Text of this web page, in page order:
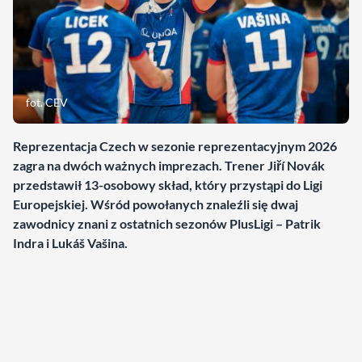
fot. CEV
Reprezentacja Czech w sezonie reprezentacyjnym 2026
zagra na dwóch ważnych imprezach. TrenerJiří Novák
przedstawił 13-osobowy skład, który przystąpi do Ligi
Europejskiej. Wśród powołanych znaleźli się dwaj
zawodnicy znani z ostatnich sezonów PlusLigi – Patrik
Indra i Lukáš Vašina.